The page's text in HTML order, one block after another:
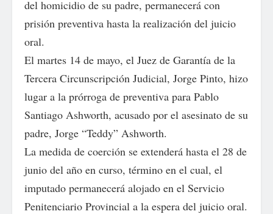
del homicidio de su padre, permanecerá con
prisión preventiva hasta la realización del juicio
oral.
El martes 14 de mayo, el Juez de Garantía de la
Tercera Circunscripción Judicial, Jorge Pinto, hizo
lugar a la prórroga de preventiva para Pablo
Santiago Ashworth, acusado por el asesinato de su
padre, Jorge “Teddy” Ashworth.
La medida de coerción se extenderá hasta el 28 de
junio del año en curso, término en el cual, el
imputado permanecerá alojado en el Servicio
Penitenciario Provincial a la espera del juicio oral.